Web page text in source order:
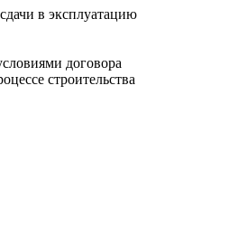
в эксплуатацию
договора
строительства